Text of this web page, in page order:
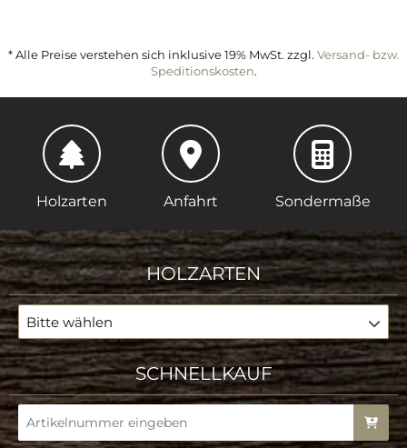
* Alle Preise verstehen sich inklusive 19% MwSt. zzgl. Versand- bzw.
Speditionskosten.
Holzarten Anfahrt Sondermaße
HOLZARTEN
Bitte wählen
SCHNELLKAUF